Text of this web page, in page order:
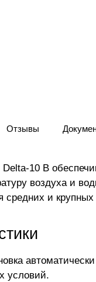
Отзывы
10 B
воздуха и
и крупных
условий.